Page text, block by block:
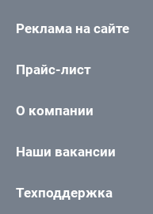
Реклама на сайте
Прайс-лист
О компании
Наши вакансии
Техподдержка